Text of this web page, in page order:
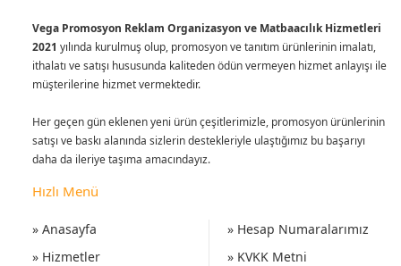
Vega Promosyon Reklam Organizasyon ve Matbaacılık Hizmetleri
2021 yılında kurulmuş olup, promosyon ve tanıtım ürünlerinin imalatı,
ithalatı ve satışı hususunda kaliteden ödün vermeyen hizmet anlayışı ile
müşterilerine hizmet vermektedir.
Her geçen gün eklenen yeni ürün çeşitlerimizle, promosyon ürünlerinin
satışı ve baskı alanında sizlerin destekleriyle ulaştığımız bu başarıyı
daha da ileriye taşıma amacındayız.
Hızlı Menü
» Anasayfa
» Hizmetler
» Hesap Numaralarımız
» KVKK Metni